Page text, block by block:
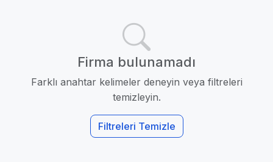
Firma bulunamadı
Farklı anahtar kelimeler deneyin veya filtreleri
temizleyin.
Filtreleri Temizle